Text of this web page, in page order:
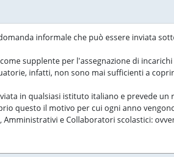
informale che può essere inviata
supplente per l'assegnazione di
infatti, non sono mai sufficienti a
in qualsiasi istituto italiano e prevede
questo il motivo per cui ogni anno
Amministrativi e Collaboratori scolastici: